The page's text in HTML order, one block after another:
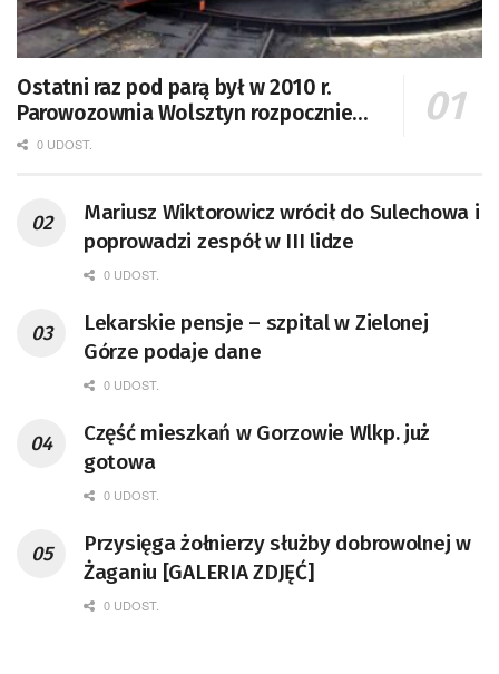
Ostatni raz pod parą był w 2010 r.
Parowozownia Wolsztyn rozpocznie
remont unikatowego Tr5-65
0 UDOST.
Mariusz Wiktorowicz wrócił do Sulechowa i
poprowadzi zespół w III lidze
0 UDOST.
Lekarskie pensje – szpital w Zielonej
Górze podaje dane
0 UDOST.
Część mieszkań w Gorzowie Wlkp. już
gotowa
0 UDOST.
Przysięga żołnierzy służby dobrowolnej w
Żaganiu [GALERIA ZDJĘĆ]
0 UDOST.